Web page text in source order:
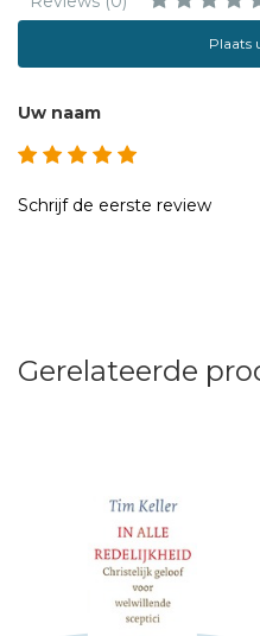
Plaats
Uw naam
Schrijf de eerste review
Gerelateerde